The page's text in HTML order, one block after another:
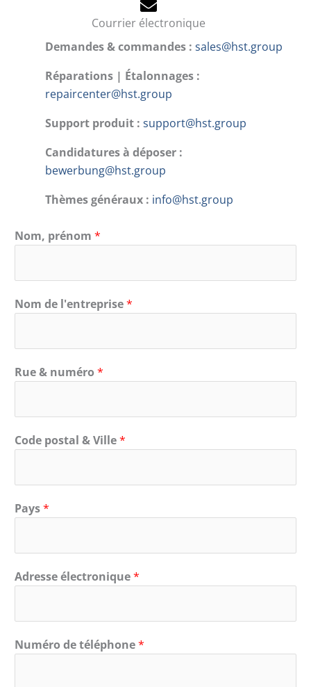
Courrier électronique
Demandes & commandes : sales@hst.group
Réparations | Étalonnages :
repaircenter@hst.group
Support produit : support@hst.group
Candidatures à déposer :
bewerbung@hst.group
Thèmes généraux : info@hst.group
Nom, prénom *
Nom de l'entreprise*
Rue & numéro *
Code postal & Ville*
Pays*
Adresse électronique*
Numéro de téléphone*